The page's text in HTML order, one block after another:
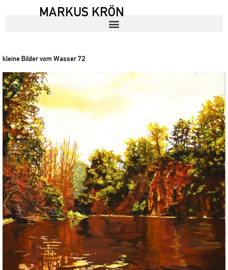
MARKUS KRÖN
kleine Bilder vom Wasser 72